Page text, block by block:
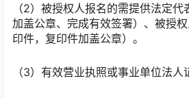
（2）被授权人报名的需提供法定
加盖公章、完成有效签署）、被授
印件，复印件加盖公章）。
（3）有效营业执照或事业单位法人